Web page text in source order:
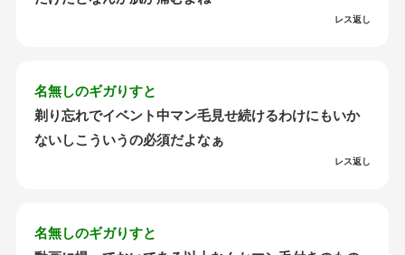
レス返し
名無しのギガりすと
剃り忘れでイベント中マン毛見せ続けるわけにもいか
ないしこういうの必須だよなぁ
レス返し
名無しのギガりすと